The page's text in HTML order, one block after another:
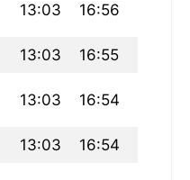
13:03 16:56
13:03 16:55
13:03 16:54
13:03 16:54